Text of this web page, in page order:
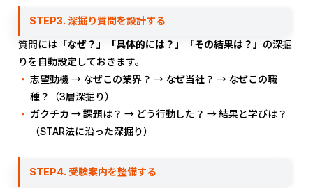
STEP3. 深掘り質問を設計する
質問には 「なぜ？」「具体的には？」「その結果は？」 の深掘
りを自動設定しておきます。
志望動機 → なぜこの業界？ → なぜ当社？ → なぜこの職
種？（3層深掘り）
ガクチカ → 課題は？ → どう行動した？ → 結果と学びは？
（STAR法に沿った深掘り）
STEP4. 受験案内を整備する